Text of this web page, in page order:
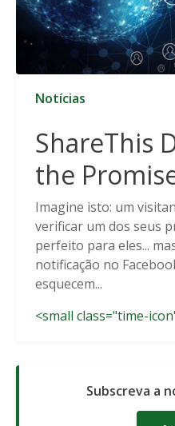
Notícias
ShareThis
the
Cookieless
Solutions
Imagine isto: um
verificar um dos seus
perfeito para eles...
notificação no
esquecem...
<small class="time-
Subscreva a